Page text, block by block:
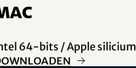
64-bits / Apple silicium